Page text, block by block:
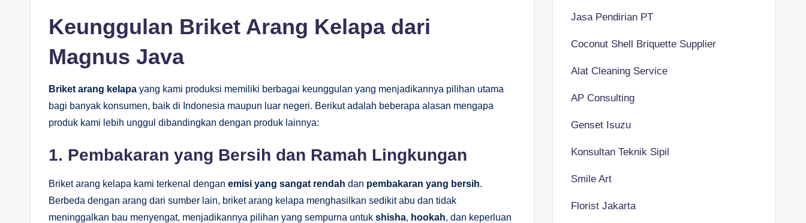
Keunggulan Briket Arang Kelapa dari
Magnus Java
Briket arang kelapa yang kami produksi memiliki berbagai keunggulan yang menjadikannya pilihan utama
bagi banyak konsumen, baik di Indonesia maupun luar negeri. Berikut adalah beberapa alasan mengapa
produk kami lebih unggul dibandingkan dengan produk lainnya:
1. Pembakaran yang Bersih dan Ramah Lingkungan
Briket arang kelapa kami terkenal dengan emisi yang sangat rendah dan pembakaran yang bersih.
Berbeda dengan arang dari sumber lain, briket arang kelapa menghasilkan sedikit abu dan tidak
meninggalkan bau menyengat, menjadikannya pilihan yang sempurna untuk shisha, hookah, dan keperluan
Jasa Pendirian PT
Coconut Shell Briquette Supplier
Alat Cleaning Service
AP Consulting
Genset Isuzu
Konsultan Teknik Sipil
Smile Art
Florist Jakarta